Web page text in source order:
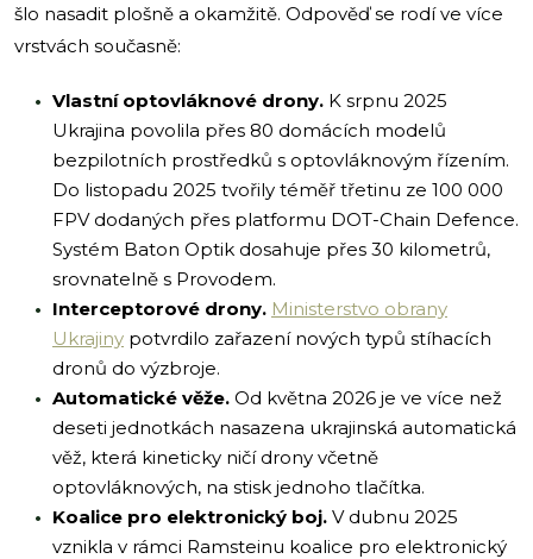
šlo nasadit plošně a okamžitě. Odpověď se rodí ve více
vrstvách současně:
Vlastní optovláknové drony. K srpnu 2025
Ukrajina povolila přes 80 domácích modelů
bezpilotních prostředků s optovláknovým řízením.
Do listopadu 2025 tvořily téměř třetinu ze 100 000
FPV dodaných přes platformu DOT-Chain Defence.
Systém Baton Optik dosahuje přes 30 kilometrů,
srovnatelně s Provodem.
Interceptorové drony. Ministerstvo obrany
Ukrajiny potvrdilo zařazení nových typů stíhacích
dronů do výzbroje.
Automatické věže. Od května 2026 je ve více než
deseti jednotkách nasazena ukrajinská automatická
věž, která kineticky ničí drony včetně
optovláknových, na stisk jednoho tlačítka.
Koalice pro elektronický boj. V dubnu 2025
vznikla v rámci Ramsteinu koalice pro elektronický